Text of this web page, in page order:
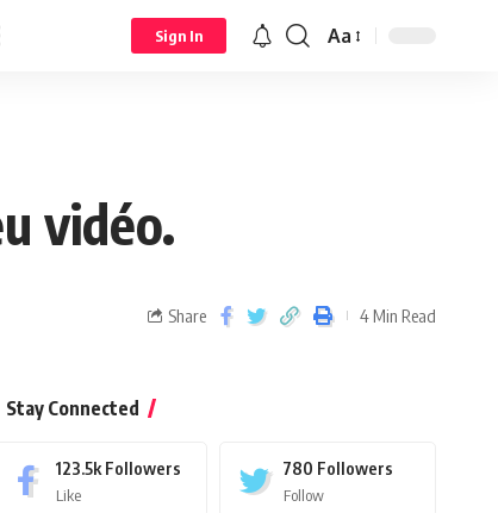
Sign In Aa
vidéo.
Share 4 Min Read
Stay Connected
123.5k Followers
Like
780 Followers
Follow